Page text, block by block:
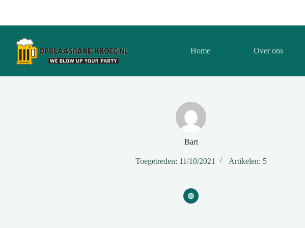
Home Over ons
Bart
Toegetreden: 11/10/2021 Artikelen: 5